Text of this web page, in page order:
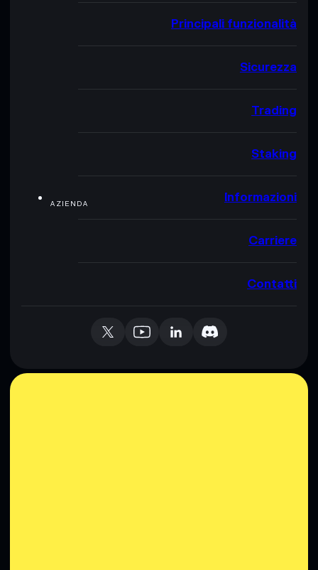
Principali funzionalità
Sicurezza
Trading
Staking
AZIENDA Informazioni
Carriere
Contatti